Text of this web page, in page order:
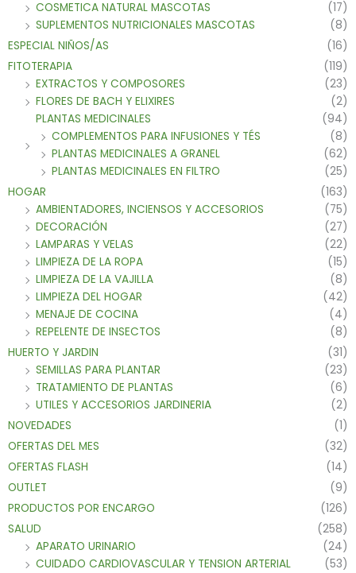
COSMETICA NATURAL MASCOTAS
(17)
SUPLEMENTOS NUTRICIONALES MASCOTAS
(8)
ESPECIAL NIÑOS/AS
(16)
FITOTERAPIA
(119)
EXTRACTOS Y COMPOSORES
(23)
FLORES DE BACH Y ELIXIRES
(2)
PLANTAS MEDICINALES
(94)
COMPLEMENTOS PARA INFUSIONES Y TÉS
(8)
PLANTAS MEDICINALES A GRANEL
(62)
PLANTAS MEDICINALES EN FILTRO
(25)
HOGAR
(163)
AMBIENTADORES, INCIENSOS Y ACCESORIOS
(75)
DECORACIÓN
(27)
LAMPARAS Y VELAS
(22)
LIMPIEZA DE LA ROPA
(15)
LIMPIEZA DE LA VAJILLA
(8)
LIMPIEZA DEL HOGAR
(42)
MENAJE DE COCINA
(4)
REPELENTE DE INSECTOS
(8)
HUERTO Y JARDIN
(31)
SEMILLAS PARA PLANTAR
(23)
TRATAMIENTO DE PLANTAS
(6)
UTILES Y ACCESORIOS JARDINERIA
(2)
NOVEDADES
(1)
OFERTAS DEL MES
(32)
OFERTAS FLASH
(14)
OUTLET
(9)
PRODUCTOS POR ENCARGO
(126)
SALUD
(258)
APARATO URINARIO
(24)
CUIDADO CARDIOVASCULAR Y TENSION ARTERIAL
(53)